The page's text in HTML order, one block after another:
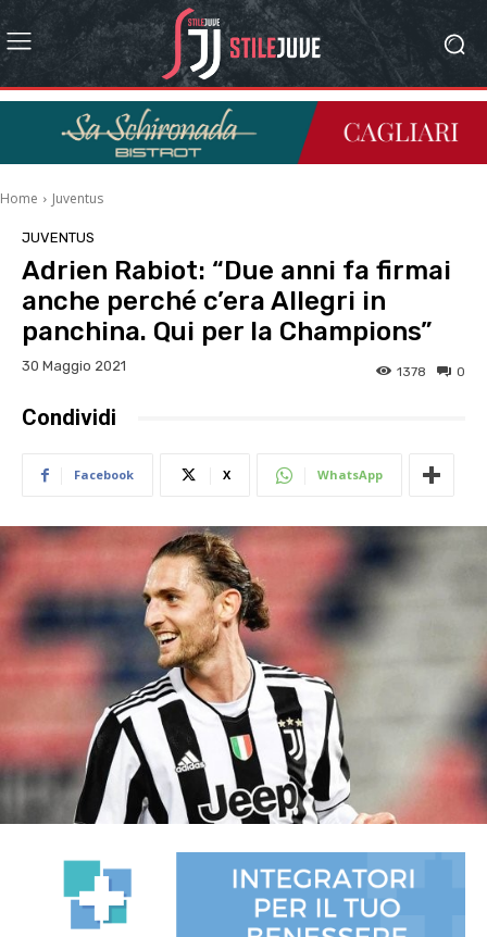
Home Juventus
JUVENTUS
Adrien Rabiot: “Due anni fa firmai
anche perché c’era Allegri in
panchina. Qui per la Champions”
30 Maggio 2021 0
1378
Condividi
Facebook X WhatsApp